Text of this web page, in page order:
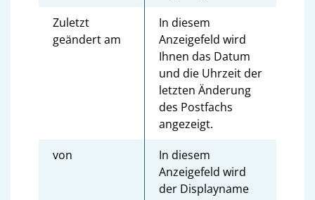
Zuletzt
geändert am
In diesem
Anzeigefeld wird
Ihnen das Datum
und die Uhrzeit der
letzten Änderung
des Postfachs
angezeigt.
von
In diesem
Anzeigefeld wird
der Displayname